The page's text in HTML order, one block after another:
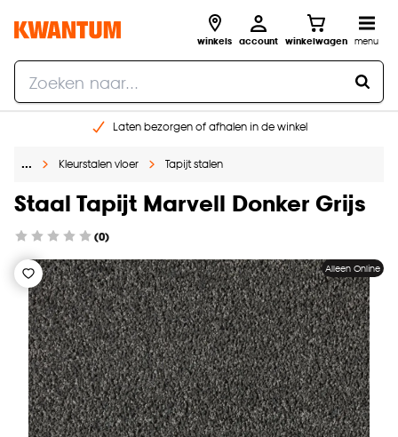
winkels account winkelwagen menu
Laten bezorgen of afhalen in de winkel
Gratis raam advies en inmeten aan huis
… Kleurstalen vloer Tapijt stalen
Staal Tapijt Marvell Donker Grijs
(0)
Alleen Online